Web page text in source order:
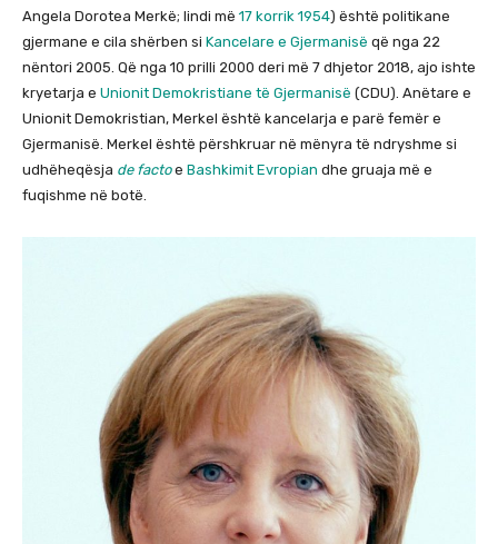
Angela Dorotea Merkë; lindi më 17 korrik 1954) është politikane
gjermane e cila shërben si Kancelare e Gjermanisë që nga 22
nëntori 2005. Që nga 10 prilli 2000 deri më 7 dhjetor 2018, ajo ishte
kryetarja e Unionit Demokristiane të Gjermanisë (CDU). Anëtare e
Unionit Demokristian, Merkel është kancelarja e parë femër e
Gjermanisë. Merkel është përshkruar në mënyra të ndryshme si
udhëheqësja de factoe Bashkimit Evropian dhe gruaja më e
fuqishme në botë.